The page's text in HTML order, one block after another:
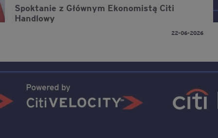
Spoktanie z Głównym Ekonomistą Citi
Handlowy
22-06-2026